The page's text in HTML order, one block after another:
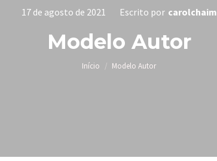
17 de agosto de 2021 Escrito por carolchaim
Modelo Autor
Você está aqui:
Início Modelo Autor